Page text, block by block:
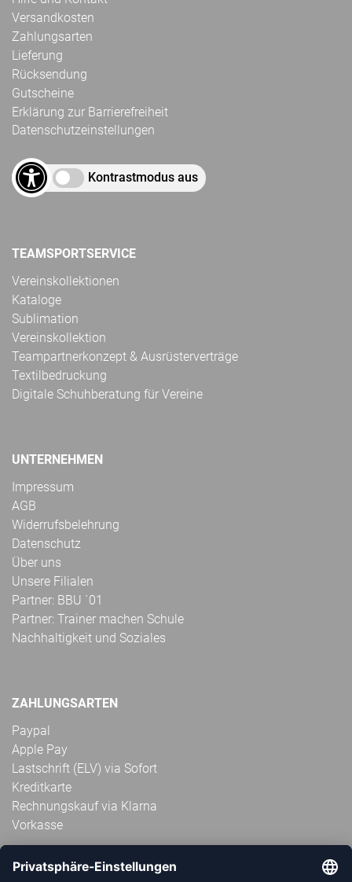
Versandkosten
Zahlungsarten
Lieferung
Rücksendung
Gutscheine
Erklärung zur Barrierefreiheit
Datenschutzeinstellungen
Kontrastmodus aus
TEAMSPORTSERVICE
Vereinskollektionen
Kataloge
Sublimation
Vereinskollektion
Teampartnerkonzept & Ausrüsterverträge
Textilbedruckung
Digitale Schuhberatung für Vereine
UNTERNEHMEN
Impressum
AGB
Widerrufsbelehrung
Datenschutz
Über uns
Unsere Filialen
Partner: BBU ´01
Partner: Trainer machen Schule
Nachhaltigkeit und Soziales
ZAHLUNGSARTEN
Paypal
Apple Pay
Lastschrift (ELV) via Sofort
Kreditkarte
Rechnungskauf via Klarna
Vorkasse
ABONNIERE JETZT DEN KOSTENLOSEN